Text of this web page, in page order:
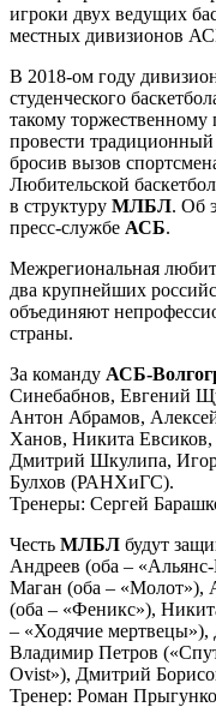
игроки двух ведущих
местных дивизионов
В 2018-ом году
студенческого
такому
провести традиционный
бросив вызов
Любительской
в структуру МЛБЛ. Об
пресс-службе АСБ.
Межрегиональная
два крупнейших
объединяют
страны.
За команду АСБ-
Синебабнов, Евгений
Антон Абрамов,
Ханов, Никита
Дмитрий Шкулипа,
Булхов (РАНХиГС).
Тренеры: Сергей
Честь МЛБЛ будут
Андреев (оба –
Маган (оба – «Молот»),
(оба – «Феникс»),
– «Ходячие
Владимир Петров
Ovist»), Дмитрий
Тренер: Роман